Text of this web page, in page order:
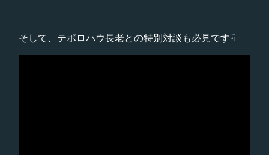
そして、テポロハウ長老との特別対談も必見です☟